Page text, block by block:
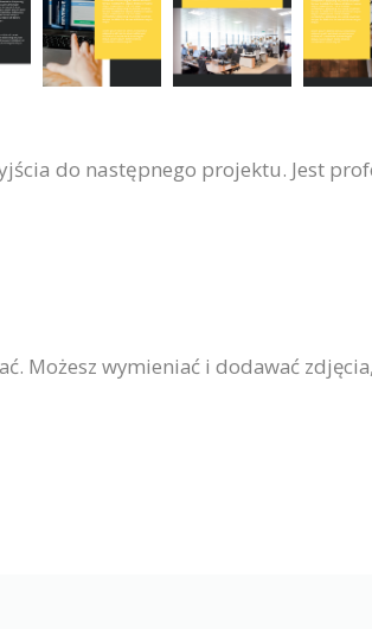
do następnego projektu. Jest
Możesz wymieniać i dodawać